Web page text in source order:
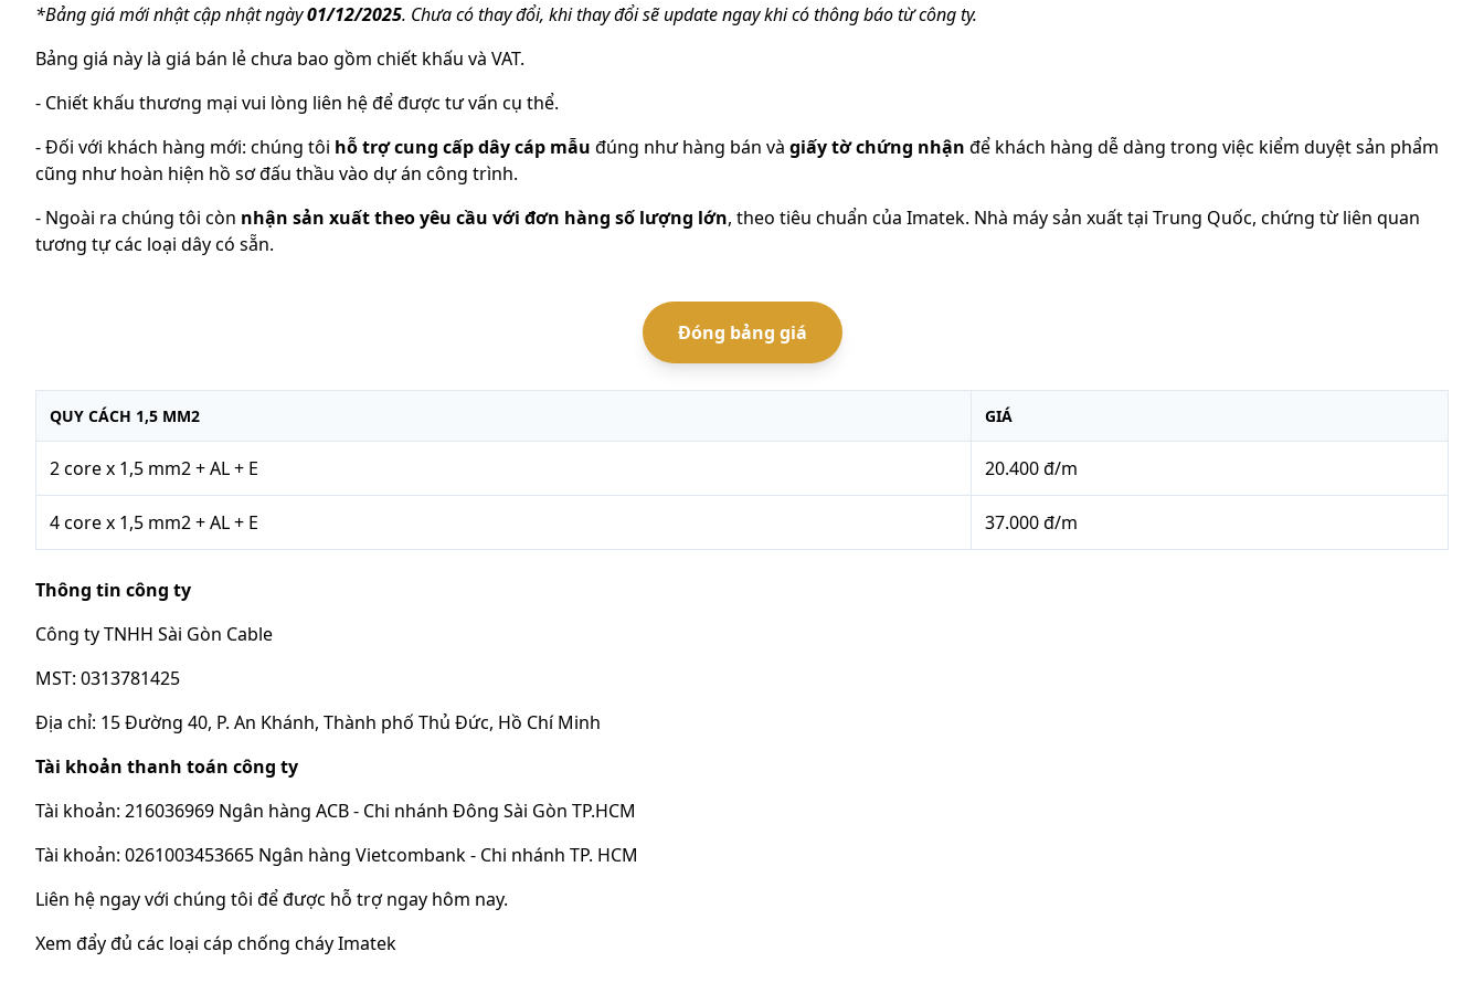
*Bảng giá mới nhật cập nhật ngày01/12/2025. Chưa có thay đổi, khi thay đổi sẽ update ngay khi có thông báo từ công ty.
Bảng giá này là giá bán lẻ chưa bao gồm chiết khấu và VAT.
- Chiết khấu thương mại vui lòng liên hệ để được tư vấn cụ thể.
- Đối với khách hàng mới: chúng tôi hỗ trợ cung cấp dây cáp mẫu đúng như hàng bán và giấy tờ chứng nhận để khách hàng dễ dàng trong việc kiểm duyệt sản phẩm
cũng như hoàn hiện hồ sơ đấu thầu vào dự án công trình.
- Ngoài ra chúng tôi còn nhận sản xuất theo yêu cầu với đơn hàng số lượng lớn, theo tiêu chuẩn của Imatek. Nhà máy sản xuất tại Trung Quốc, chứng từ liên quan
tương tự các loại dây có sẵn.
Đóng bảng giá
QUY CÁCH 1,5 MM2 GIÁ
2 core x 1,5 mm2 + AL + E 20.400 đ/m
4 core x 1,5 mm2 + AL + E 37.000 đ/m
Thông tin công ty
Công ty TNHH Sài Gòn Cable
MST: 0313781425
Địa chỉ: 15 Đường 40, P. An Khánh, Thành phố Thủ Đức, Hồ Chí Minh
Tài khoản thanh toán công ty
Tài khoản: 216036969 Ngân hàng ACB - Chi nhánh Đông Sài Gòn TP.HCM
Tài khoản: 0261003453665 Ngân hàng Vietcombank - Chi nhánh TP. HCM
Liên hệ ngay với chúng tôi để được hỗ trợ ngay hôm nay.
Xem đẩy đủ các loại cáp chống cháy Imatek